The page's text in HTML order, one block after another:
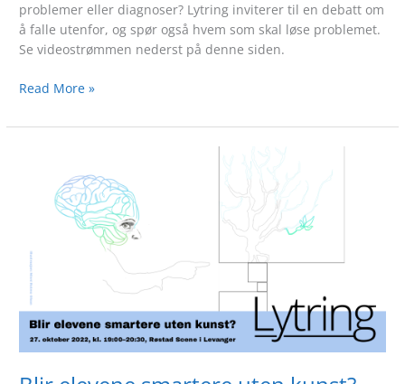
problemer eller diagnoser? Lytring inviterer til en debatt om
å falle utenfor, og spør også hvem som skal løse problemet.
Se videostrømmen nederst på denne siden.
Read More »
smartere